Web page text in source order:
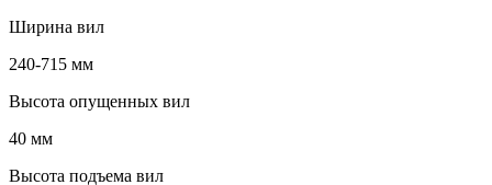
Ширина вил
240-715 мм
Высота опущенных вил
40 мм
Высота подъема вил